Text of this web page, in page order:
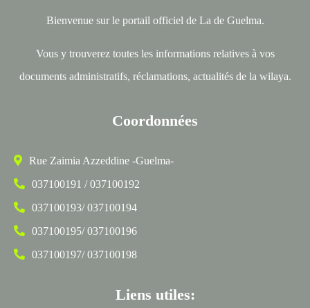
Bienvenue sur le portail officiel de La de Guelma.
Vous y trouverez toutes les informations relatives à vos
documents administratifs, réclamations, actualités de la wilaya.
Coordonnées
Rue Zaimia Azzeddine -Guelma-
037100191 / 037100192
037100193/ 037100194
037100195/ 037100196
037100197/ 037100198
Liens utiles: